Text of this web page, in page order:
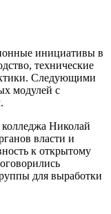
инициативы в
технические
Следующими
модулей с
колледжа Николай
власти и
к открытому
для выработки